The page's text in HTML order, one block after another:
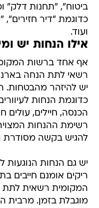
ביטוח", "תחנות דלק"
כדוגמת "דיר
ועוד.
אילו הנחות יש
אף אחד ברשות
רשאי לתת הנחה
יש להיזהר מהבטחות.
כדוגמת הנחות
הכנסה, חיילים,
רשימת ההנחות
להגיש בקשה מסודרת
יש גם הנחות
ריקים אומנם חייבים
המקומית רשאית לתת
מוגבלת בזמן. מרבית